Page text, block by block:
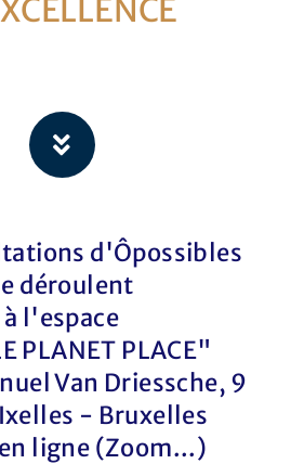
d'Ôpossibles
déroulent
à l'espace
PLANET PLACE"
Van Driessche, 9
- Bruxelles
ligne (Zoom...)